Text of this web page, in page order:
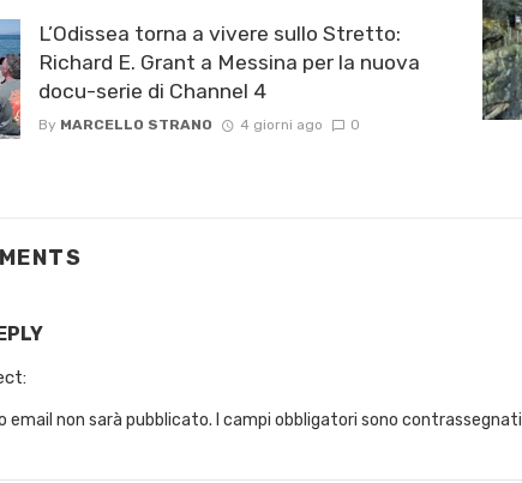
L’Odissea torna a vivere sullo Stretto:
Richard E. Grant a Messina per la nuova
docu-serie di Channel 4
By MARCELLO STRANO 4 giorni ago 0
email non sarà pubblicato. I campi obbligatori sono contrassegnati